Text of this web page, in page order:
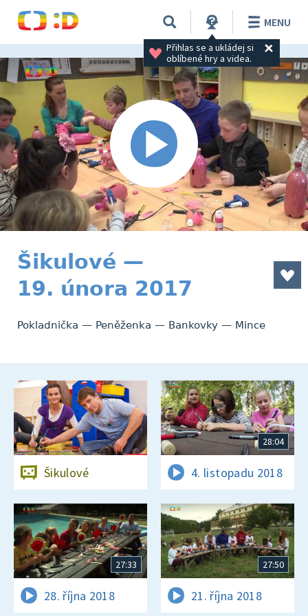
Přihlas se a ukládej si
oblíbené hry a videa.
MENU
Šikulové —
19. února 2017
Pokladnička — Peněženka — Bankovky — Mince
Šikulové
28:04
4. listopadu 2018
27:33
28. října 2018
27:50
21. října 2018